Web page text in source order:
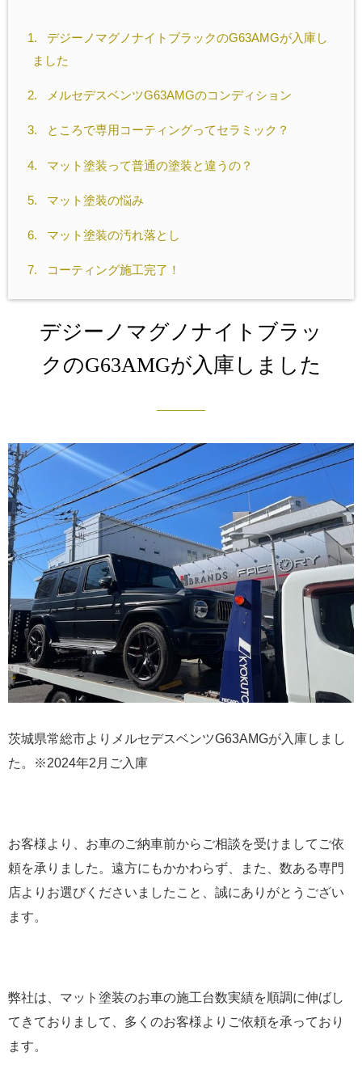
1.
デジーノマグノナイトブラックのG63AMGが入庫し
ました
2. メルセデスベンツG63AMGのコンディション
3. ところで専用コーティングってセラミック？
4. マット塗装って普通の塗装と違うの？
5. マット塗装の悩み
6. マット塗装の汚れ落とし
7. コーティング施工完了！
デジーノマグノナイトブラッ
クのG63AMGが入庫しました
茨城県常総市よりメルセデスベンツG63AMGが入庫しまし
た。※2024年2月ご入庫
お客様より、お車のご納車前からご相談を受けましてご依
頼を承りました。遠方にもかかわらず、また、数ある専門
店よりお選びくださいましたこと、誠にありがとうござい
ます。
弊社は、マット塗装のお車の施工台数実績を順調に伸ばし
てきておりまして、多くのお客様よりご依頼を承っており
ます。